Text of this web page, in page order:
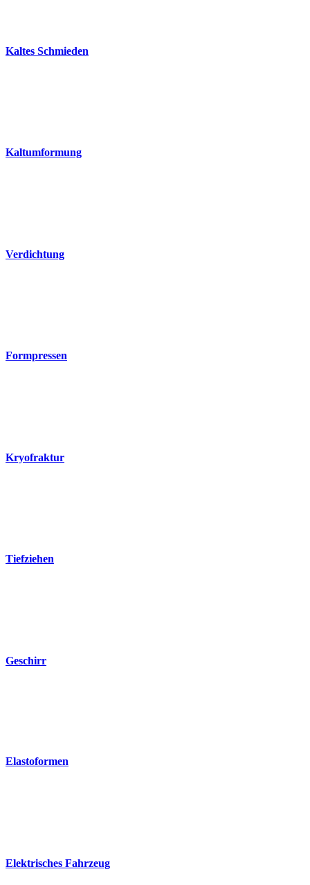
Kaltes Schmieden
Kaltumformung
Verdichtung
Formpressen
Kryofraktur
Tiefziehen
Geschirr
Elastoformen
Elektrisches Fahrzeug